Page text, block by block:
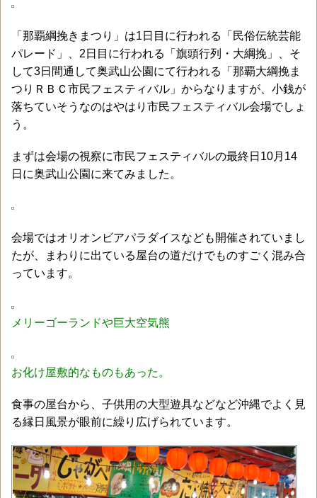
「那覇綱挽きまつり」は1日目に行われる「民俗伝統芸能
パレード」、2日目に行われる「旗頭行列・大綱挽」、そ
して3日間通して奥武山公園にて行われる「那覇大綱挽ま
つりＲＢＣ市民フェスティバル」からなりますが、小銭が
落ちていそうなのはやはり市民フェスティバル会場でしょ
う。
まずは会場の視察に市民フェスティバルの最終日10月14
日に奥武山公園に来てみました。
会場ではオリオンビアパラダイスなども開催されていまし
たが、まわりに出ている屋台の道だけでものすごく混み合
っています。
メリーゴーランドや巨大空気熊
お化け屋敷的なものもあった。
食事の屋台から、子供用の大型遊具などなど沖縄でよく見
る縁日風景が眼前に繰り広げられています。